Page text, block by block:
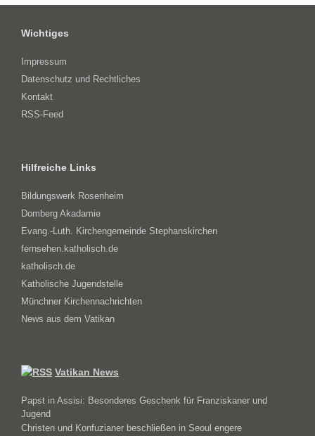
Wichtiges
Impressum
Datenschutz und Rechtliches
Kontakt
RSS-Feed
Hilfreiche Links
Bildungswerk Rosenheim
Domberg Akadamie
Evang.-Luth. Kirchengemeinde Stephanskirchen
fernsehen.katholisch.de
katholisch.de
Katholische Jugendstelle
Münchner Kirchennachrichten
News aus dem Vatikan
Vatikan News
Papst in Assisi: Besonderes Geschenk für Franziskaner und
Jugend
Christen und Konfuzianer beschließen in Seoul engere